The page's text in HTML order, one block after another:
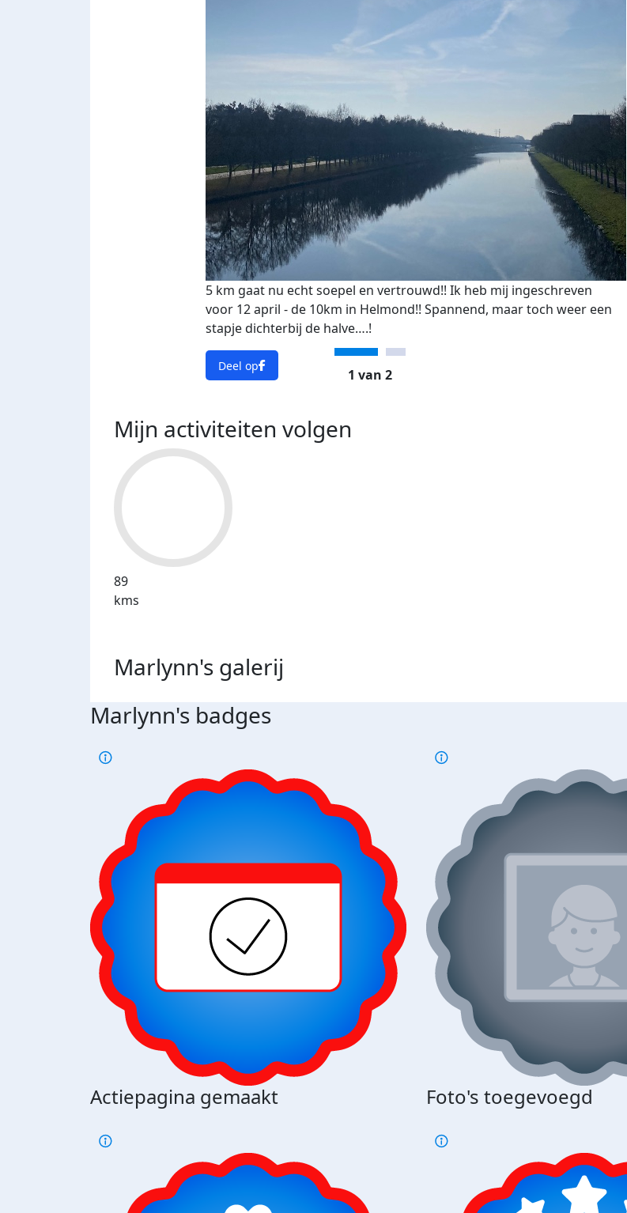
5 km gaat nu echt soepel en vertrouwd!! Ik heb mij ingeschreven
voor 12 april - de 10km in Helmond!! Spannend, maar toch weer een
stapje dichterbij de halve….!
Deel op
1 van 2
Mijn activiteiten volgen
89
kms
Marlynn's galerij
Marlynn's badges
Actiepagina gemaakt Foto's toegevoegd